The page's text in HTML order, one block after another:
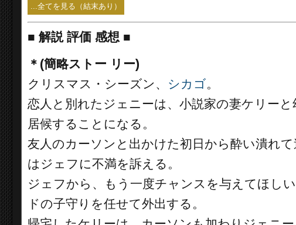
...全てを見る（結末あり）
■ 解説 評価 感想 ■
＊(簡略ストー リー)
クリスマス・シーズン、 シカゴ。
恋人と別れたジェニーは、小説家の妻ケリー
居候することになる。
友人のカーソンと出かけた初日から酔い潰れ
はジェフに不満を訴える。
ジェフから、もう一度チャンスを与えてほし
ドの子守りを任せて外出する。